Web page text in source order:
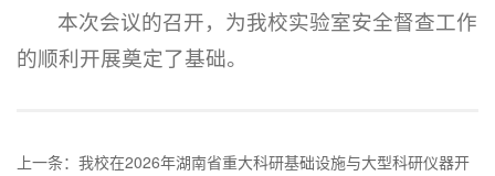
本次会议的召开，为我校实验室安全督查工作
的顺利开展奠定了基础。
上一条： 我校在2026年湖南省重大科研基础设施与大型科研仪器开